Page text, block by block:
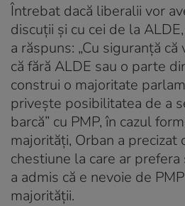
Întrebat dacă liberalii vor
discuţii şi cu cei de la
a răspuns: „Cu siguranţă
că fără ALDE sau o parte
construi o majoritate
priveşte posibilitatea de a
barcă” cu PMP, în cazul
majorităţi, Orban a precizat
chestiune la care ar
a admis că e nevoie de
majorităţii.